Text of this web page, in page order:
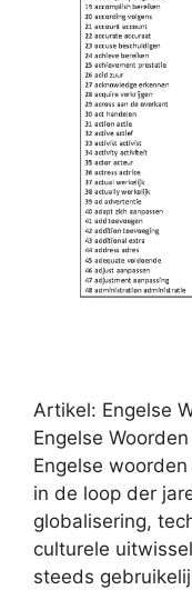
Artikel: Engelse
Engelse
Engelse
in de loop der
globalisering,
culturele
steeds